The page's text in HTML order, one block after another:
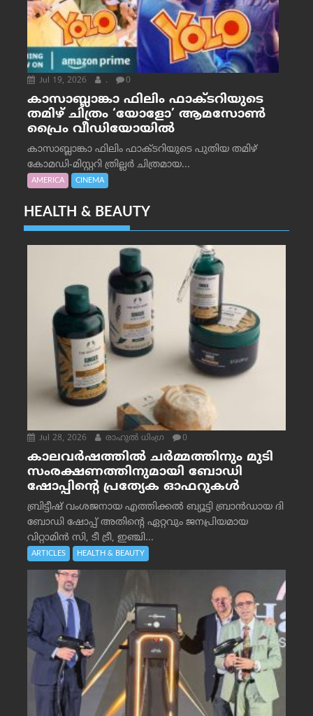
Jul 19, 2026 . 0
കാസാബ്ലാങ്കാ ഫിലിം ഫാക്ടറിയുടെ
തമിഴ് ചിത്രം ‘യോളോ’ ആമസോൺ
പ്രൈം വീഡിയോയിൽ
കാസാബ്ലാങ്കാ ഫിലിം ഫാക്ടറിയുടെ പുതിയ തമിഴ്
കോമഡി-മിസ്റ്ററി ത്രില്ലർ ചിത്രമായ...
AMERICA CINEMA
HEALTH & BEAUTY
Jul 28, 2026 രാഹുല്‍ ധിംഗ്ര 0
കാലവർഷത്തിൽ ചർമ്മത്തിനും മുടി
സംരക്ഷണത്തിനുമായി ബോഡി
ഷോപ്പിന്റെ പ്രത്യേക ഓഫറുകൾ
ബ്രിട്ടീഷ് വംശജനായ എത്തിക്കൽ ബ്യൂട്ടി ബ്രാൻഡായ ദി
ബോഡി ഷോപ്പ് അതിന്റെ ഏറ്റവും ജനപ്രിയമായ
വിറ്റാമിൻ സി, ടീ ട്രീ, ഇഞ്ചി...
ARTICLES HEALTH & BEAUTY